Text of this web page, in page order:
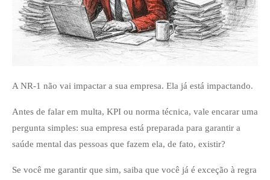
A NR-1 não vai impactar a sua empresa. Ela já está impactando.
Antes de falar em multa, KPI ou norma técnica, vale encarar uma
pergunta simples: sua empresa está preparada para garantir a
saúde mental das pessoas que fazem ela, de fato, existir?
Se você me garantir que sim, saiba que você já é exceção à regra